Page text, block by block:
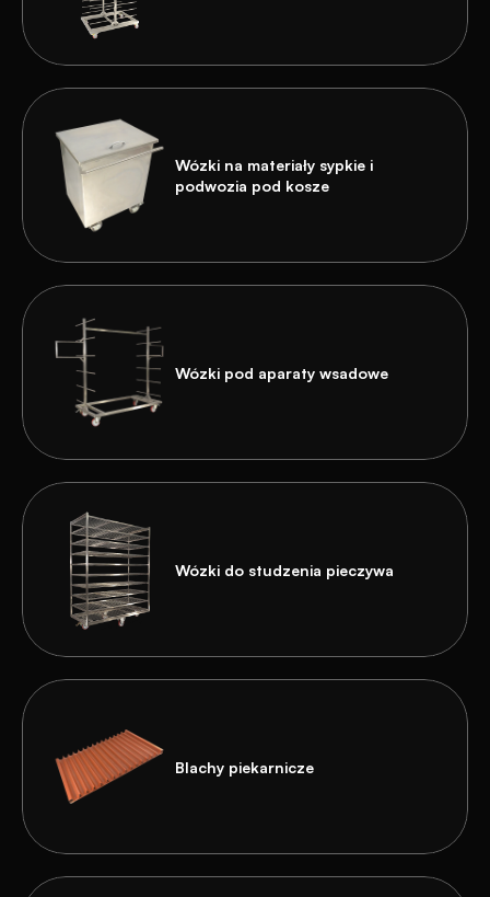
Wózki na materiały sypkie i
podwozia pod kosze
Wózki pod aparaty wsadowe
Wózki do studzenia pieczywa
Blachy piekarnicze